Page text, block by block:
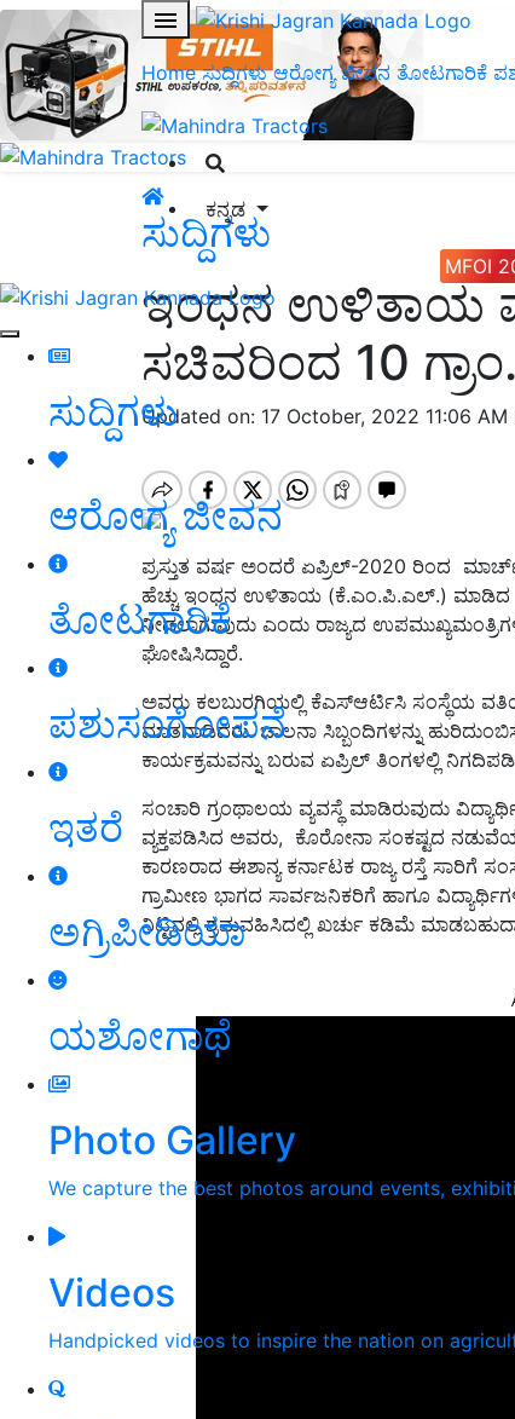
Home ಸುದ್ದಿಗಳು ಆರೋಗ್ಯ ಜೀವನ ತೋಟಗಾರಿಕೆ
ಕನ್ನಡ
MFOI
ಸುದ್ದಿಗಳು
ಆರೋಗ್ಯ ಜೀವನ
ತೋಟಗಾರಿಕೆ
ಪಶುಸಂಗೋಪನೆ
ಇತರೆ
ಅಗ್ರಿಪೀಡಿಯಾ
ಯಶೋಗಾಥೆ
Photo Gallery
We capture the best photos around events,
Videos
Handpicked videos to inspire the nation on
ಸುದ್ದಿಗಳು
ಇಂಧನ ಉಳಿತಾಯ
ಸಚಿವರಿಂದ 10
Updated on: 17 October, 2022 11:06 AM
ಪ್ರಸ್ತುತ ವರ್ಷ ಅಂದರೆ ಏಪ್ರಿಲ್-2020 ರಿಂದ
ಹೆಚ್ಚು ಇಂಧನ ಉಳಿತಾಯ (ಕೆ.ಎಂ.ಪಿ.ಎಲ್.) ಮಾಡಿದ
ನೀಡಲಾಗುವುದು ಎಂದು ರಾಜ್ಯದ
ಘೋಷಿಸಿದ್ದಾರೆ.
ಅವರು ಕಲಬುರಗಿಯಲ್ಲಿ ಕೆಎಸ್ಆರ್ಟಿಸಿ ಸಂಸ್ಥೆಯ
ಮಾತನಾಡಿದರು. ಚಾಲನಾ ಸಿಬ್ಬಂದಿಗಳನ್ನು
ಕಾರ್ಯಕ್ರಮವನ್ನು ಬರುವ ಏಪ್ರಿಲ್ ತಿಂಗಳಲ್ಲಿ
ಸಂಚಾರಿ ಗ್ರಂಥಾಲಯ ವ್ಯವಸ್ಥೆ ಮಾಡಿರುವುದು
ವ್ಯಕ್ತಪಡಿಸಿದ ಅವರು, ಕೊರೋನಾ ಸಂಕಷ್ಟದ
ಕಾರಣರಾದ ಈಶಾನ್ಯ ಕರ್ನಾಟಕ ರಾಜ್ಯ ರಸ್ತೆ ಸಾರಿಗೆ
ಗ್ರಾಮೀಣ ಭಾಗದ ಸಾರ್ವಜನಿಕರಿಗೆ ಹಾಗೂ
ನಿಟ್ಟಿನಲ್ಲಿ ಶ್ರಮವಹಿಸಿದಲ್ಲಿ ಖರ್ಚು ಕಡಿಮೆ